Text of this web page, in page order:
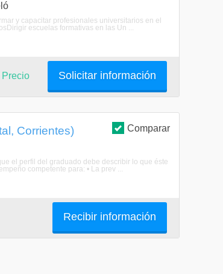
y capacitar profesionales universitarios en el
escuelas formativas en las Un ...
Solicitar información
Comparar
Corrientes)
el perfil del graduado debe describir lo que éste
competente para: • La prev ...
Recibir información